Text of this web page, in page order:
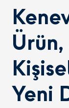
Yeni